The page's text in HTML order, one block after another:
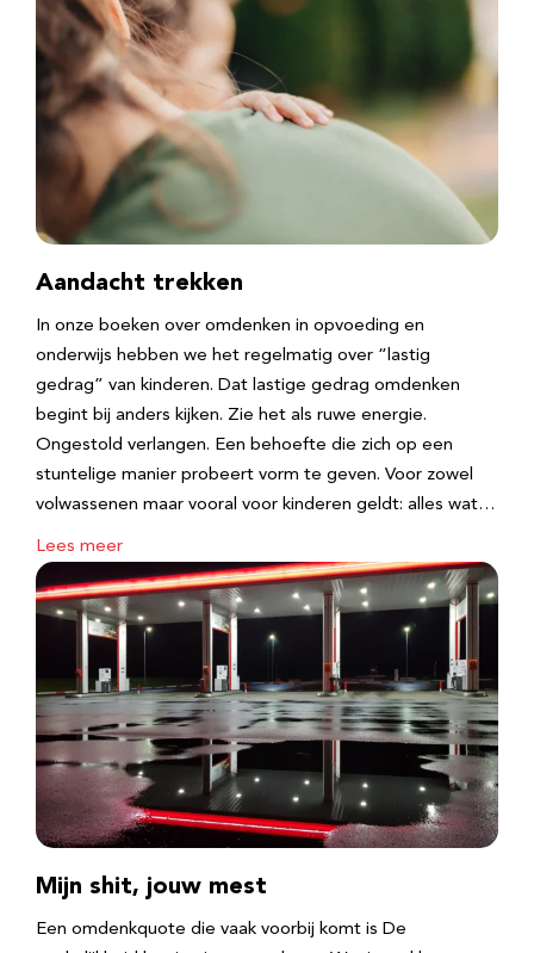
Aandacht trekken
In onze boeken over omdenken in opvoeding en
onderwijs hebben we het regelmatig over “lastig
gedrag” van kinderen. Dat lastige gedrag omdenken
begint bij anders kijken. Zie het als ruwe energie.
Ongestold verlangen. Een behoefte die zich op een
stuntelige manier probeert vorm te geven. Voor zowel
volwassenen maar vooral voor kinderen geldt: alles wat…
Lees meer
Mijn shit, jouw mest
Een omdenkquote die vaak voorbij komt is De